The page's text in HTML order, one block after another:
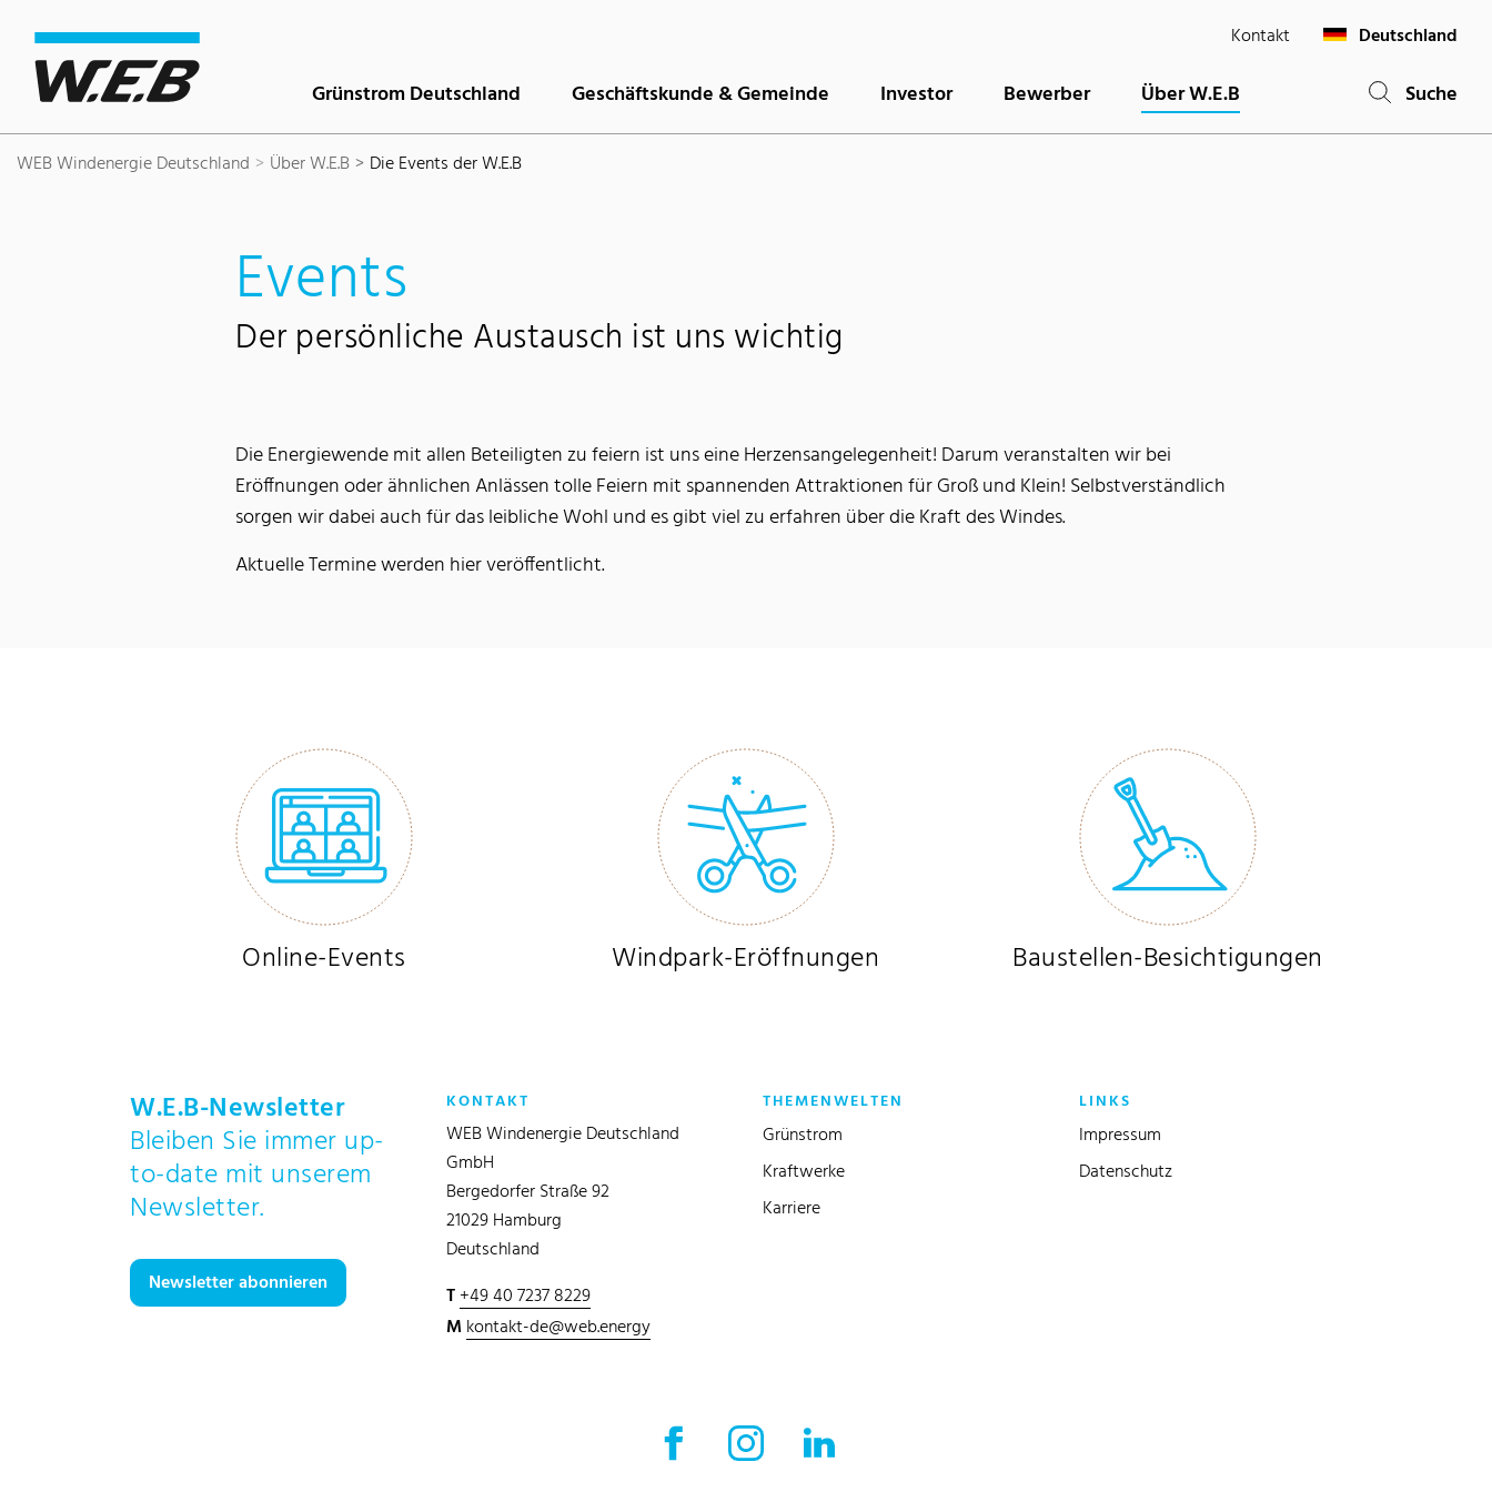
Kontakt Deutschland
Grünstrom Deutschland Geschäftskunde & Gemeinde Investor Bewerber Über W.E.B Suche
WEB Windenergie Deutschland Über W.E.B Die Events der W.E.B
Events
Der persönliche Austausch ist uns wichtig
Die Energiewende mit allen Beteiligten zu feiern ist uns eine Herzensangelegenheit! Darum veranstalten wir bei
Eröffnungen oder ähnlichen Anlässen tolle Feiern mit spannenden Attraktionen für Groß und Klein! Selbstverständlich
sorgen wir dabei auch für das leibliche Wohl und es gibt viel zu erfahren über die Kraft des Windes.
Aktuelle Termine werden hier veröffentlicht.
Online-Events Windpark-Eröffnungen Baustellen-Besichtigungen
W.E.B-Newsletter
Bleiben Sie immer up-
to-date mit unserem
Newsletter.
Newsletter abonnieren
KONTAKT
WEB Windenergie Deutschland
GmbH
Bergedorfer Straße 92
21029 Hamburg
Deutschland
T+49 40 7237 8229
Mkontakt-de@web.energy
THEMENWELTEN
Grünstrom
Kraftwerke
Karriere
LINKS
Impressum
Datenschutz
Facebook Externer Link
Instagram Externer Link